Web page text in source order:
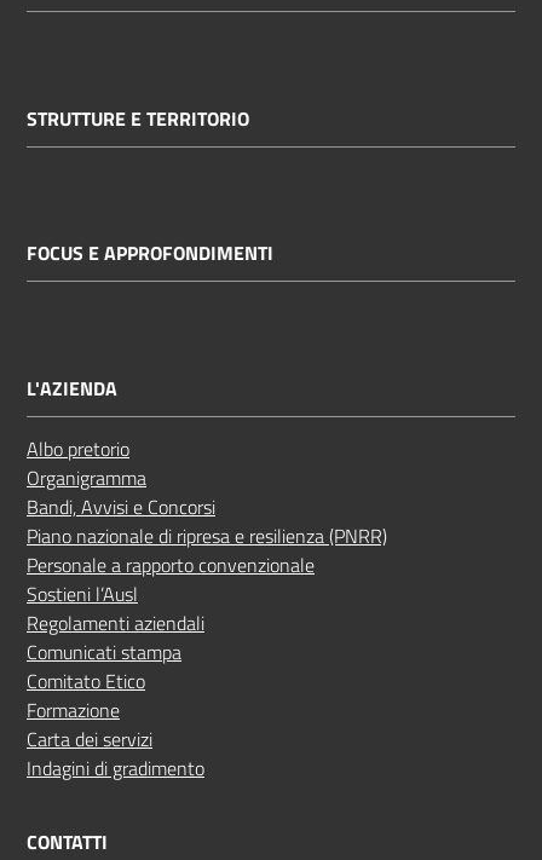
STRUTTURE E TERRITORIO
FOCUS E APPROFONDIMENTI
L'AZIENDA
Albo pretorio
Organigramma
Bandi, Avvisi e Concorsi
Piano nazionale di ripresa e resilienza (PNRR)
Personale a rapporto convenzionale
Sostieni l’Ausl
Regolamenti aziendali
Comunicati stampa
Comitato Etico
Formazione
Carta dei servizi
Indagini di gradimento
CONTATTI